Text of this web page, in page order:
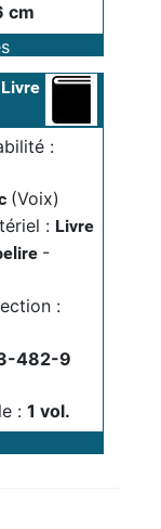
cm
Livre
:
(Voix)
: Livre
-
:
482-9
: 1 vol.